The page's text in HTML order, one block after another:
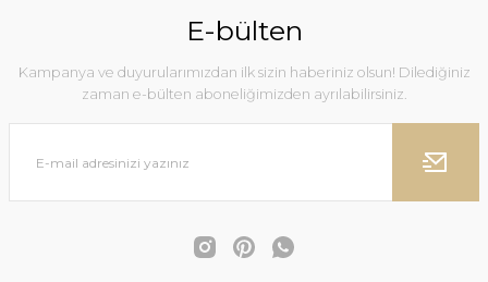
E-bülten
Kampanya ve duyurularımızdan ilk sizin haberiniz olsun! Dilediğiniz
zaman e-bülten aboneliğimizden ayrılabilirsiniz.